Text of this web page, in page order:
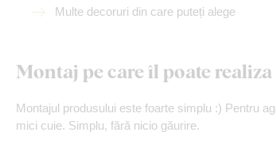
Multe decoruri din care puteți alege
Montaj pe care îl poate
Montajul produsului este foarte simplu :) Pentru
mici cuie. Simplu, fără nicio găurire.